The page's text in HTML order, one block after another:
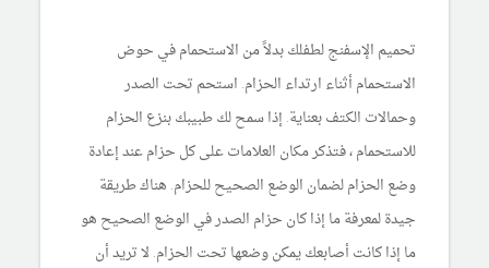
تحميم الإسفنج لطفلك بدلاً من الاستحمام في حوض
الاستحمام أثناء ارتداء الحزام. استحم تحت الصدر
وحمالات الكتف بعناية. إذا سمح لك طبيبك بنزع الحزام
للاستحمام ، فتذكر مكان العلامات على كل حزام عند إعادة
وضع الحزام لضمان الوضع الصحيح للحزام. هناك طريقة
جيدة لمعرفة ما إذا كان حزام الصدر في الوضع الصحيح هو
ما إذا كانت أصابعك يمكن وضعها تحت الحزام. لا تريد أن